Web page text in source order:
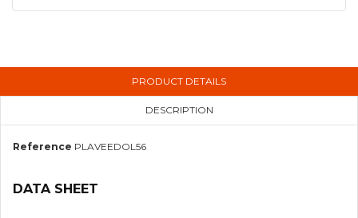
PRODUCT DETAILS
DESCRIPTION
Reference PLAVEEDOL56
DATA SHEET